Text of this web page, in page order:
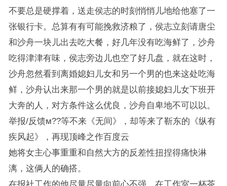
不要总是硬撑着，送走侯志的时刻悄悄儿地给他塞了一
张银行卡。总算有有可能挽救济粮了，侯志立刻请唐尘
和沙舟一块儿出去吃大餐，好几年没有吃海鲜了，沙舟
吃得津津有味，侯志旁边儿也空了好几盘，就在这时，
沙舟忽然看到离婚媳妇儿女和另一个男的也来这处吃海
鲜，沙舟认出来那一个男的就是以前接媳妇儿女下班开
大奔的人，对方条件这么优良，沙舟自卑地不可以以。
举报/反馈м??等不来《无间》，却等来了靳东的《纵有
疾风起》，再现顶峰之作百度云
她将女主心事重重和自然大方的反差性扭捏得痛快淋
漓，这俩人的确搭。
在报社工作的他尽量尽量向前心不强，在工作室一杯茶